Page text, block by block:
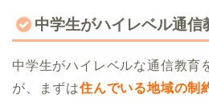
中学生がハイレベル通信
中学生がハイレベルな通信教育
が、まずは住んでいる地域の制